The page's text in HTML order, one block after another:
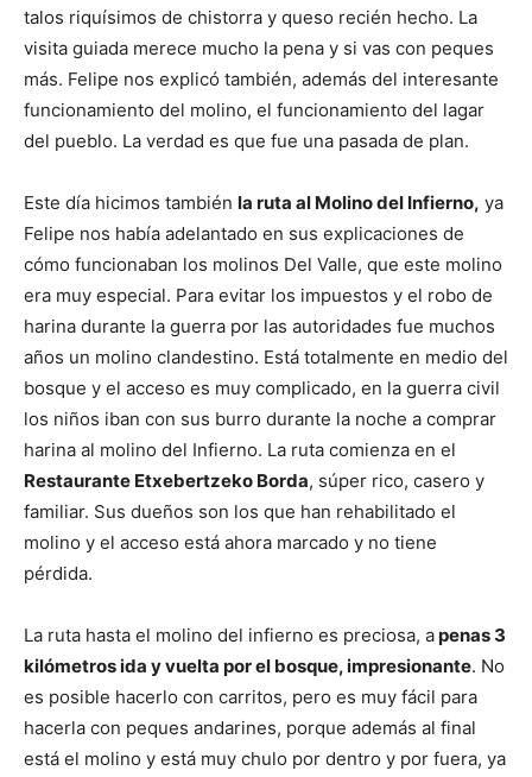
talos riquísimos de chistorra y queso recién hecho. La
visita guiada merece mucho la pena y si vas con peques
más. Felipe nos explicó también, además del interesante
funcionamiento del molino, el funcionamiento del lagar
del pueblo. La verdad es que fue una pasada de plan.
Este día hicimos también la ruta al Molino del Infierno, ya
Felipe nos había adelantado en sus explicaciones de
cómo funcionaban los molinos Del Valle, que este molino
era muy especial. Para evitar los impuestos y el robo de
harina durante la guerra por las autoridades fue muchos
años un molino clandestino. Está totalmente en medio del
bosque y el acceso es muy complicado, en la guerra civil
los niños iban con sus burro durante la noche a comprar
harina al molino del Infierno. La ruta comienza en el
Restaurante Etxebertzeko Borda, súper rico, casero y
familiar. Sus dueños son los que han rehabilitado el
molino y el acceso está ahora marcado y no tiene
pérdida.
La ruta hasta el molino del infierno es preciosa, apenas 3
kilómetros ida y vuelta por el bosque, impresionante. No
es posible hacerlo con carritos, pero es muy fácil para
hacerla con peques andarines, porque además al final
está el molino y está muy chulo por dentro y por fuera, ya